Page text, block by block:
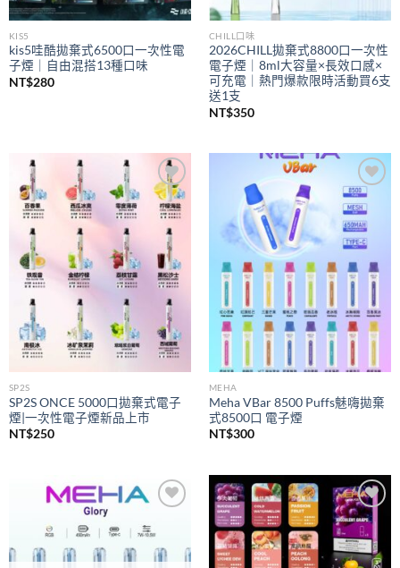
KIS5
kis5哇酷拋棄式6500口一次性電
子煙｜自由混搭13種口味
NT$280
CHILL口味
2026CHILL拋棄式8800口一次性
電子煙｜8ml大容量×長效口感×
可充電｜熱門爆款限時活動買6支
送1支
NT$350
Add to
wishlist
SP2S
SP2S ONCE 5000口拋棄式電子
煙|一次性電子煙新品上市
NT$250
Add to
wishlist
MEHA
Meha VBar 8500 Puffs魅嗨拋棄
式8500口 電子煙
NT$300
wishlist
Add to
wishlist